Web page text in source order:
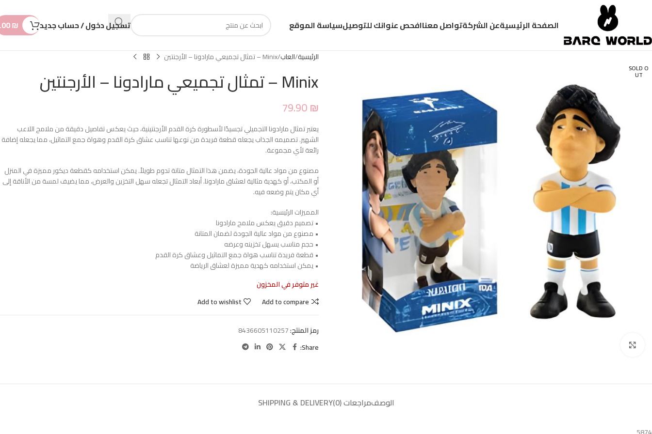
الصفحة الرئيسيةعن الشركةتواصل معناافحص عنوانك للتوصيلسياسة الموقع تسجيل دخول / حساب جديد ₪
SOLD O
UT
الرئيسية العاب Minix – تمثال تجميعي مارادونا – الأرجنتين
Minix – تمثال تجميعي مارادونا – الأرجنتين
79.90₪
يعتبر تمثال مارادونا التجميلي تجسيدًا لأسطورة كرة القدم الأرجنتينية، حيث يعكس تفاصيل دقيقة من ملامح اللاعب
الشهير. تصميمه الجذاب يجعله قطعة فريدة من نوعها تناسب عشاق كرة القدم وهواة جمع التماثيل، مما يجعله إضافة
رائعة لأي مجموعة.
مصنوع من مواد عالية الجودة، يضمن هذا التمثال متانة تدوم طويلاً. يمكن استخدامه كقطعة ديكور مميزة في المنزل
أو المكتب، أو كهدية مثالية لعشاق مارادونا. أبعاد التمثال تجعله سهل التخزين والعرض، مما يضيف لمسة من الأناقة إلى
أي مكان يتم وضعه فيه.
المميزات الرئيسية:
• تصميم دقيق يعكس ملامح مارادونا
• مصنوع من مواد عالية الجودة لضمان المتانة
• حجم مناسب يسهل تخزينه وعرضه
• قطعة فريدة تناسب هواة جمع التماثيل وعشاق كرة القدم
• يمكن استخدامه كهدية مميزة لعشاق الرياضة
غير متوفر في المخزون
Add to compare
Add to wishlist
رمز المنتج:8436605110257
Share:
الوصفمراجعات (0) SHIPPING & DELIVERY